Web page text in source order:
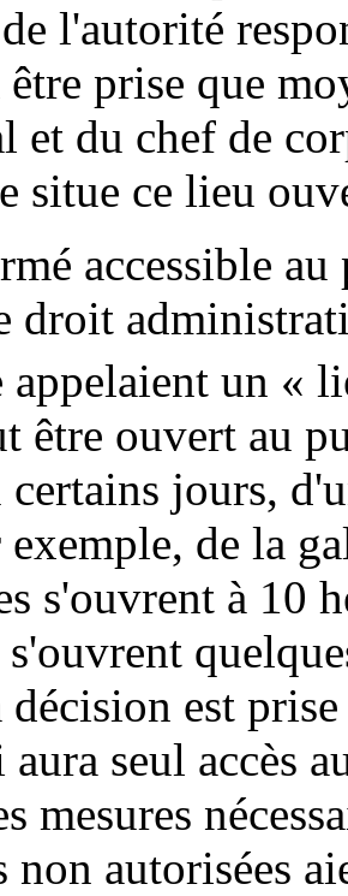
l'autorité
être prise que
et du chef de
situe ce lieu
accessible
droit
appelaient un «
être ouvert au
certains jours,
exemple, de la
s'ouvrent à 10
décision est
seul accès
mesures
non autorisées